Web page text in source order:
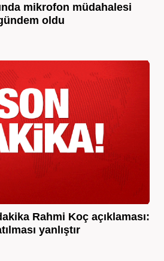
mikrofon müdahalesi
oldu
Rahmi Koç açıklaması:
yanlıştır